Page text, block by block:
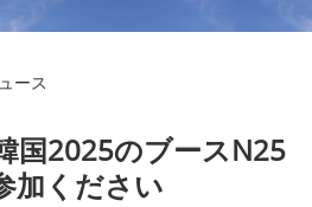
ース
国2025のブースN25
加ください